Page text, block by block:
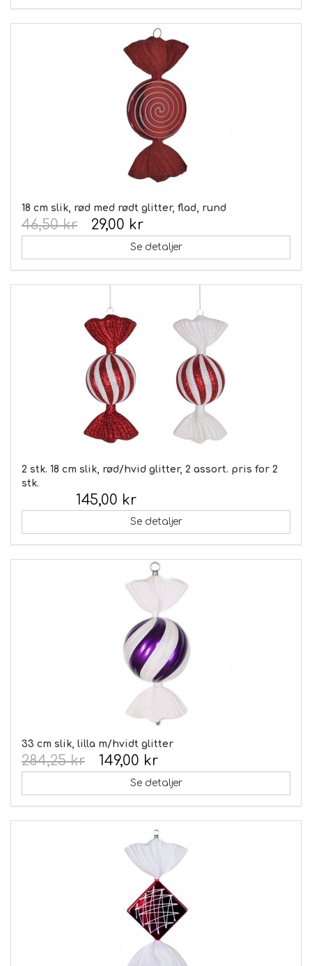
18 cm slik, rød med rødt glitter, flad, rund
29,00 kr
46,50 kr
Se detaljer
2 stk. 18 cm slik, rød/hvid glitter, 2 assort. pris for 2
stk.
145,00 kr
Se detaljer
33 cm slik, lilla m/hvidt glitter
149,00 kr
284,25 kr
Se detaljer